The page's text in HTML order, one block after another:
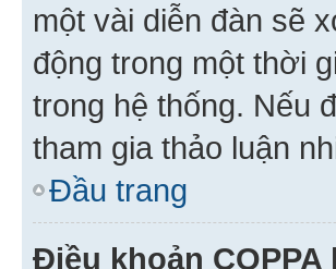
một vài diễn đàn sẽ
động trong một thời
trong hệ thống. Nếu
tham gia thảo luận
Đầu trang
Điều khoản COPPA